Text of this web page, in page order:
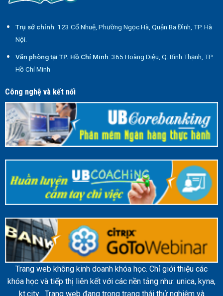
Trụ sở chính: 123 Cổ Nhuệ, Phường Ngọc Hà, Quận Ba Đình, TP. Hà
Nội.
Văn phòng tại TP. Hồ Chí Minh: 365 Hoàng Diệu, Q. Bình Thạnh, TP.
Hồ Chí Minh
Công nghệ và kết nối
Trang web không kinh doanh khóa học. Chỉ giới thiệu các
khóa học và tiếp thị liên kết với các nền tảng như: unica, kyna,
kt.city . Trang web đang trong trạng thái thử nghiệm và